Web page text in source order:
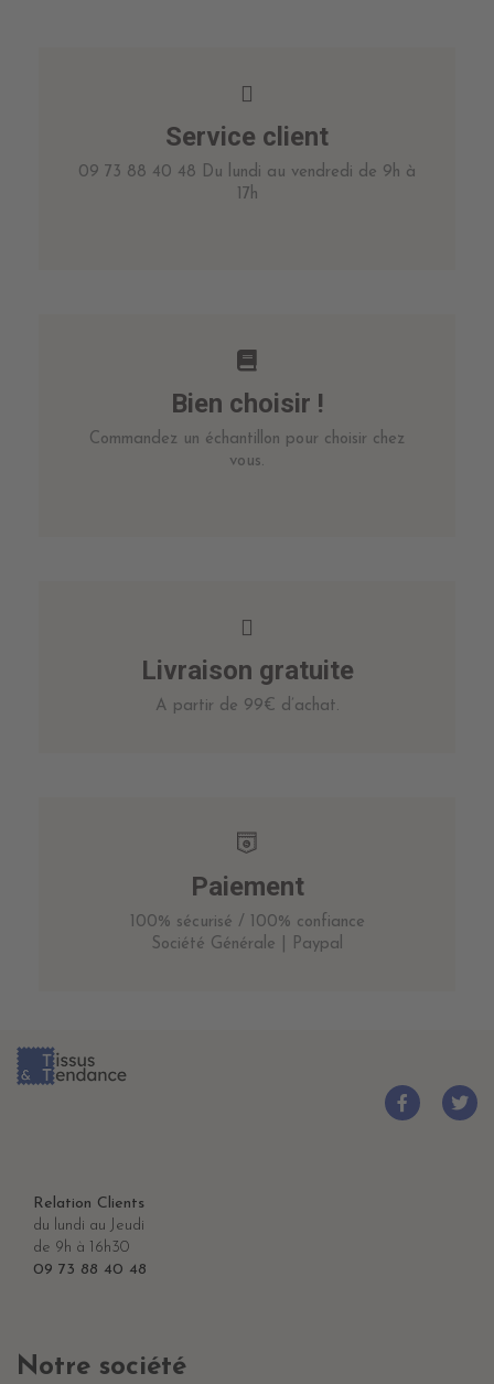
Service client
09 73 88 40 48 Du lundi au vendredi de 9h à
17h
Bien choisir !
Commandez un échantillon pour choisir chez
vous.
Livraison gratuite
A partir de 99€ d’achat.
Paiement
100% sécurisé / 100% confiance
Société Générale | Paypal
Relation Clients
du lundi au Jeudi
de 9h à 16h30
09 73 88 40 48
Notre société